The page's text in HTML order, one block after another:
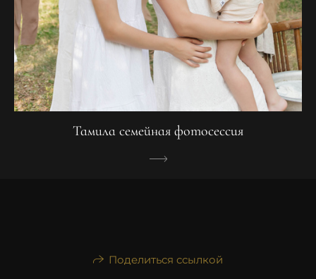
Тамила семейная фотосессия
Поделиться ссылкой